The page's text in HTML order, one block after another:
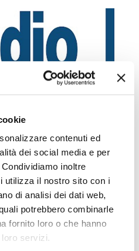
contenuti ed
dei social media e per
inoltre
utilizza il nostro sito con i
di analisi dei dati web,
potrebbero combinarle
fornito loro o che hanno
servizi.